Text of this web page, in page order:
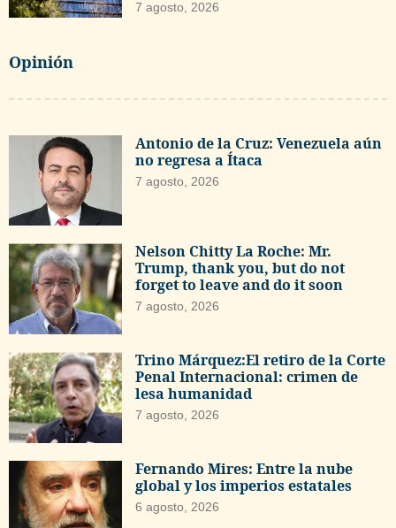
7 agosto, 2026
Opinión
Antonio de la Cruz: Venezuela aún
no regresa a Ítaca
7 agosto, 2026
Nelson Chitty La Roche: Mr.
Trump, thank you, but do not
forget to leave and do it soon
7 agosto, 2026
Trino Márquez:El retiro de la Corte
Penal Internacional: crimen de
lesa humanidad
7 agosto, 2026
Fernando Mires: Entre la nube
global y los imperios estatales
6 agosto, 2026